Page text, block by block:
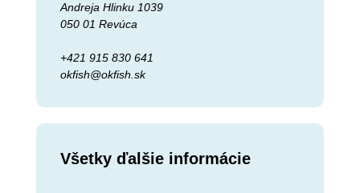
Andreja Hlinku 1039
050 01 Revúca
+421 915 830 641
okfish@okfish.sk
Všetky ďalšie informácie